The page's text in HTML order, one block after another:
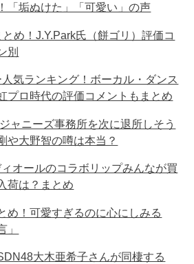
「垢ぬけた」「可愛い」の声
め！J.Y.Park氏（餅ゴリ）評価コ
別
気ランキング！ボーカル・ダンス
プロ時代の評価コメントもまとめ
ャニーズ事務所を次に退所しそう
や大野智の噂は本当？
オールのコラボリップみんなが買
荷は？まとめ
め！可愛すぎるのに心にしみる
」
大木亜希子さんが同棲する